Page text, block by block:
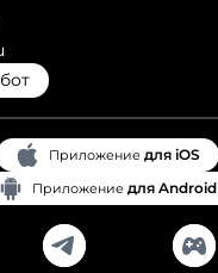
Приложение для iOS
Приложение для Android